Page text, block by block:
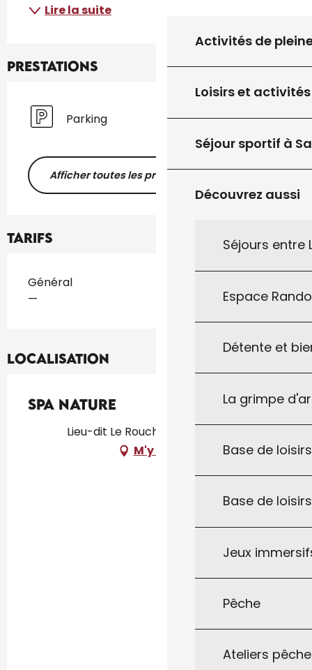
Activités de
Loisirs et activités
Séjour sportif à
Découvrez aussi
Séjours entre
Espace
Détente et
La grimpe
Base de
Base de
Jeux
Pêche
Ateliers
Lire la suite
Prestations
Parking
Afficher toutes les prestations
Tarifs
Tarifs 2026
Général
—
Localisation
Spa Nature
Lieu-dit Le Rouchié, 46300 Milhac
M'y rendre